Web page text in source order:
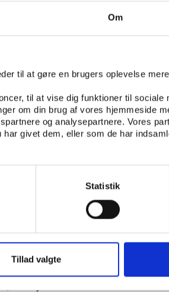
Om
til at gøre en brugers oplevelse mere
til at vise dig funktioner til sociale
om din brug af vores hjemmeside
og analysepartnere. Vores
givet dem, eller som de har
Statistik
Tillad valgte
fællesskab
mange højskoler sende en del
uger. For det andet faldt
de første par uger, fordi det var
efter at de var taget hjem
tiden gik, faldt eleverne fra, og
at online undervisning
og samvær normalt er tæt
elever.
er medforfatter til analysen, og
føler, at de trods alle
at lave onlineaktiviteter i en